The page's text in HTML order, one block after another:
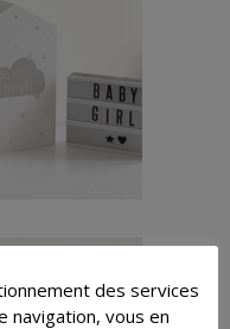
des services
navigation, vous en